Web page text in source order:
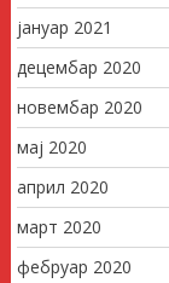
јануар 2021
децембар 2020
новембар 2020
мај 2020
април 2020
март 2020
фебруар 2020